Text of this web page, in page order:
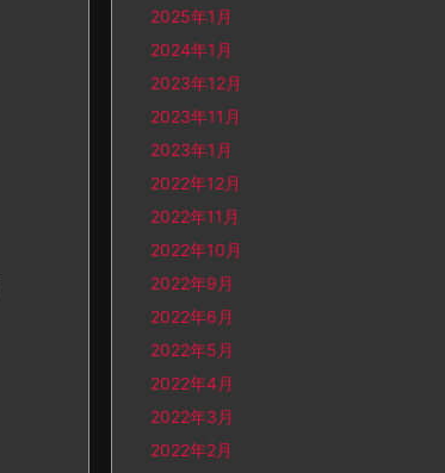
2025年1月
2024年1月
2023年12月
2023年11月
2023年1月
2022年12月
2022年11月
2022年10月
2022年9月
2022年6月
2022年5月
2022年4月
2022年3月
2022年2月